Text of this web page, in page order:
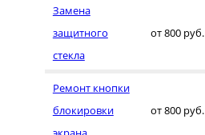
Замена
защитного
стекла
от 800 руб.
Ремонт кнопки
блокировки
от 800 руб.